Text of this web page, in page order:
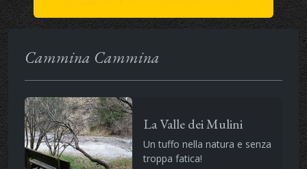
Cammina Cammina
La Valle dei Mulini
Un tuffo nella natura e senza
troppa fatica!